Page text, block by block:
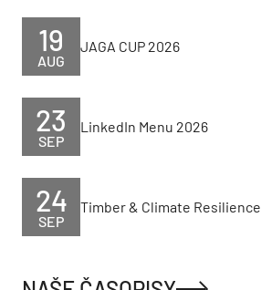
AUG
19 JAGA CUP 2026
SEP
23 LinkedIn Menu 2026
SEP
24 Timber & Climate